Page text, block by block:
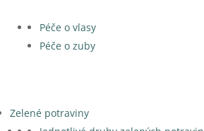
Péče o vlasy
Péče o zuby
Zelené potraviny